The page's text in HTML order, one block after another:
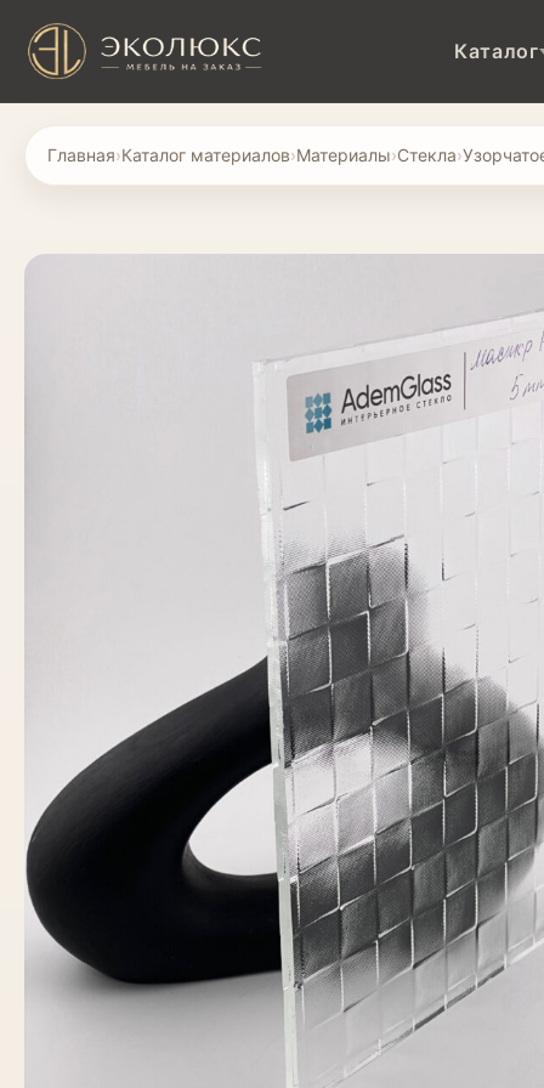
Каталог
Главная›Каталог материалов›Материалы›Стекла›